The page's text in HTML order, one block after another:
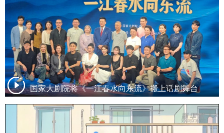
国家大剧院将《一江春水向东流》搬上话剧舞台